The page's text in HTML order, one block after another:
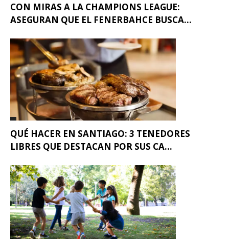
CON MIRAS A LA CHAMPIONS LEAGUE:
ASEGURAN QUE EL FENERBAHCE BUSCA...
QUÉ HACER EN SANTIAGO: 3 TENEDORES
LIBRES QUE DESTACAN POR SUS CA...